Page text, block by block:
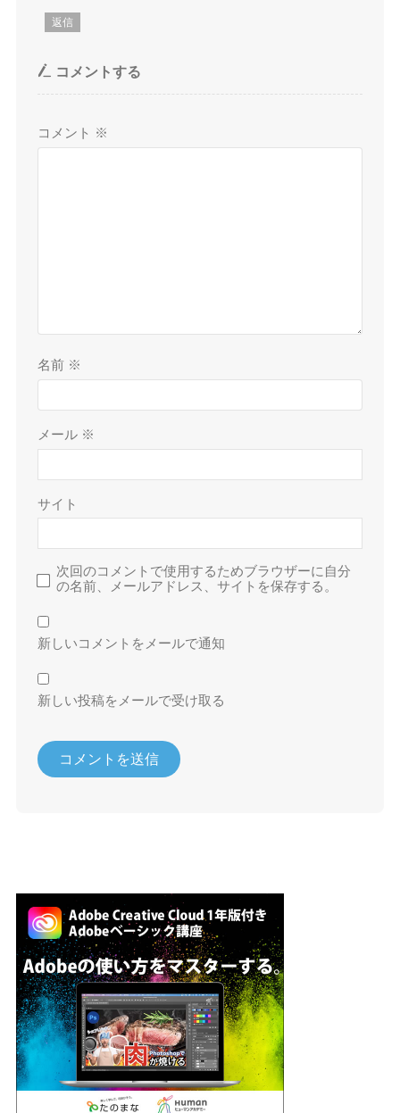
返信
コメントする
コメント ※
名前 ※
メール ※
サイト
次回のコメントで使用するためブラウザーに自分
の名前、メールアドレス、サイトを保存する。
新しいコメントをメールで通知
新しい投稿をメールで受け取る